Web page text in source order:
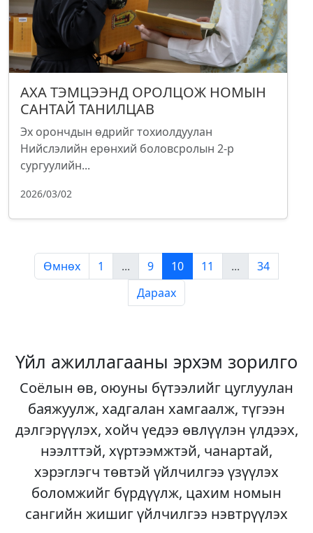
АХА ТЭМЦЭЭНД ОРОЛЦОЖ НОМЫН
САНТАЙ ТАНИЛЦАВ
Эх орончдын өдрийг тохиолдуулан
Нийслэлийн ерөнхий боловсролын 2-р
сургуулийн...
2026/03/02
Өмнөх 1 ... 9 10 11 ...
34
Дараах
Үйл ажиллагааны эрхэм зорилго
Соёлын өв, оюуны бүтээлийг цуглуулан
баяжуулж, хадгалан хамгаалж, түгээн
дэлгэрүүлэх, хойч үедээ өвлүүлэн үлдээх,
нээлттэй, хүртээмжтэй, чанартай,
хэрэглэгч төвтэй үйлчилгээ үзүүлэх
боломжийг бүрдүүлж, цахим номын
сангийн жишиг үйлчилгээ нэвтрүүлэх